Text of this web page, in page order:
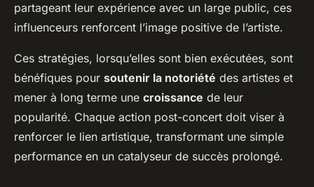
partageant leur expérience avec un large public, ces
influenceurs renforcent l’image positive de l’artiste.
Ces stratégies, lorsqu’elles sont bien exécutées, sont
bénéfiques pour soutenir la notoriété des artistes et
mener à long terme une croissance de leur
popularité. Chaque action post-concert doit viser à
renforcer le lien artistique, transformant une simple
performance en un catalyseur de succès prolongé.